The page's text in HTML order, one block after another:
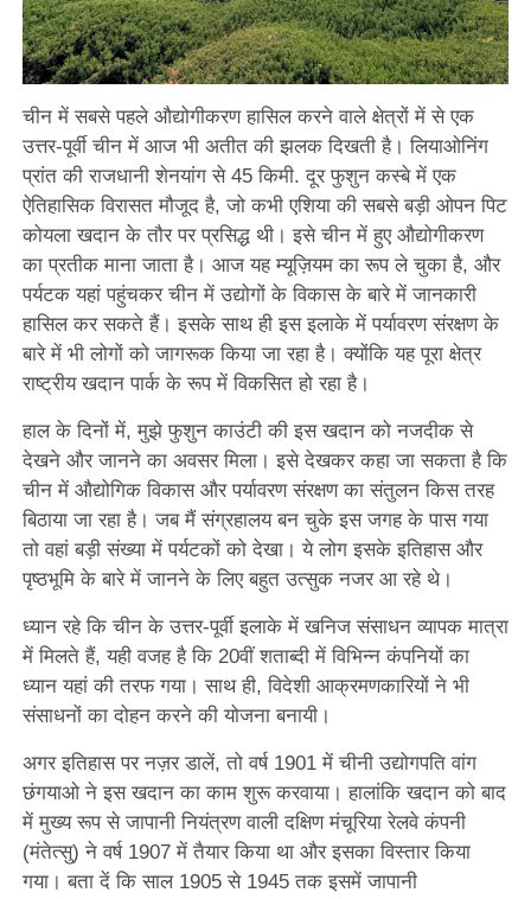
चीन में सबसे पहले औद्योगीकरण हासिल करने वाले क्षेत्रों में से एक
उत्तर-पूर्वी चीन में आज भी अतीत की झलक दिखती है। लियाओनिंग
प्रांत की राजधानी शेनयांग से 45 किमी. दूर फुशुन कस्बे में एक
ऐतिहासिक विरासत मौजूद है, जो कभी एशिया की सबसे बड़ी ओपन पिट
कोयला खदान के तौर पर प्रसिद्ध थी। इसे चीन में हुए औद्योगीकरण
का प्रतीक माना जाता है। आज यह म्यूज़ियम का रूप ले चुका है, और
पर्यटक यहां पहुंचकर चीन में उद्योगों के विकास के बारे में जानकारी
हासिल कर सकते हैं। इसके साथ ही इस इलाके में पर्यावरण संरक्षण के
बारे में भी लोगों को जागरूक किया जा रहा है। क्योंकि यह पूरा क्षेत्र
राष्ट्रीय खदान पार्क के रूप में विकसित हो रहा है।
हाल के दिनों में, मुझे फुशुन काउंटी की इस खदान को नजदीक से
देखने और जानने का अवसर मिला। इसे देखकर कहा जा सकता है कि
चीन में औद्योगिक विकास और पर्यावरण संरक्षण का संतुलन किस तरह
बिठाया जा रहा है। जब मैं संग्रहालय बन चुके इस जगह के पास गया
तो वहां बड़ी संख्या में पर्यटकों को देखा। ये लोग इसके इतिहास और
पृष्ठभूमि के बारे में जानने के लिए बहुत उत्सुक नजर आ रहे थे।
ध्यान रहे कि चीन के उत्तर-पूर्वी इलाके में खनिज संसाधन व्यापक मात्रा
में मिलते हैं, यही वजह है कि 20वीं शताब्दी में विभिन्न कंपनियों का
ध्यान यहां की तरफ गया। साथ ही, विदेशी आक्रमणकारियों ने भी
संसाधनों का दोहन करने की योजना बनायी।
अगर इतिहास पर नज़र डालें, तो वर्ष 1901 में चीनी उद्योगपति वांग
छंगयाओ ने इस खदान का काम शुरू करवाया। हालांकि खदान को बाद
में मुख्य रूप से जापानी नियंत्रण वाली दक्षिण मंचूरिया रेलवे कंपनी
(मंतेत्सु) ने वर्ष 1907 में तैयार किया था और इसका विस्तार किया
गया। बता दें कि साल 1905 से 1945 तक इसमें जापानी